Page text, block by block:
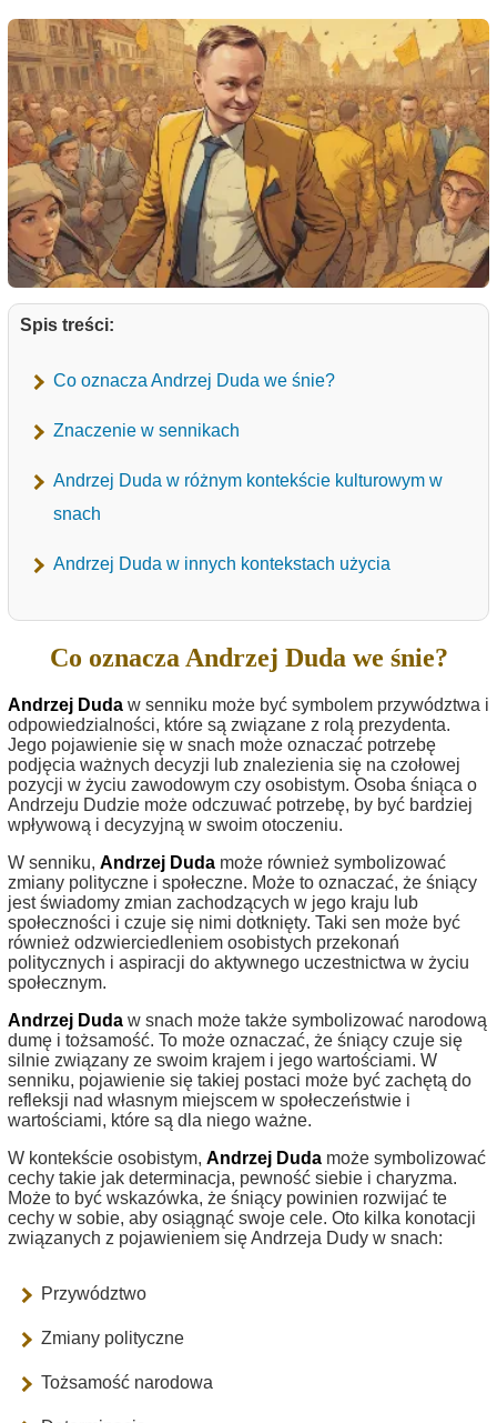
Spis treści:
Co oznacza Andrzej Duda we śnie?
Znaczenie w sennikach
Andrzej Duda w różnym kontekście kulturowym w
snach
Andrzej Duda w innych kontekstach użycia
Co oznacza Andrzej Duda we śnie?
Andrzej Duda w senniku może być symbolem przywództwa i
odpowiedzialności, które są związane z rolą prezydenta.
Jego pojawienie się w snach może oznaczać potrzebę
podjęcia ważnych decyzji lub znalezienia się na czołowej
pozycji w życiu zawodowym czy osobistym. Osoba śniąca o
Andrzeju Dudzie może odczuwać potrzebę, by być bardziej
wpływową i decyzyjną w swoim otoczeniu.
W senniku, Andrzej Duda może również symbolizować
zmiany polityczne i społeczne. Może to oznaczać, że śniący
jest świadomy zmian zachodzących w jego kraju lub
społeczności i czuje się nimi dotknięty. Taki sen może być
również odzwierciedleniem osobistych przekonań
politycznych i aspiracji do aktywnego uczestnictwa w życiu
społecznym.
Andrzej Duda w snach może także symbolizować narodową
dumę i tożsamość. To może oznaczać, że śniący czuje się
silnie związany ze swoim krajem i jego wartościami. W
senniku, pojawienie się takiej postaci może być zachętą do
refleksji nad własnym miejscem w społeczeństwie i
wartościami, które są dla niego ważne.
W kontekście osobistym, Andrzej Duda może symbolizować
cechy takie jak determinacja, pewność siebie i charyzma.
Może to być wskazówka, że śniący powinien rozwijać te
cechy w sobie, aby osiągnąć swoje cele. Oto kilka konotacji
związanych z pojawieniem się Andrzeja Dudy w snach:
Przywództwo
Zmiany polityczne
Tożsamość narodowa